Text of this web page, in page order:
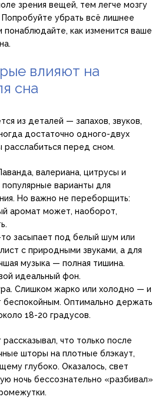
зрения вещей, тем легче мозгу
Попробуйте убрать всё лишнее
как изменится ваше
влияют на
сна
из деталей — запахов, звуков,
достаточно одного-двух
расслабиться перед сном.
валериана, цитрусы и
варианты для
Но важно не переборщить:
аромат может, наоборот,
то засыпает под белый шум или
с природными звуками, а для
музыка — полная тишина.
идеальный фон.
Слишком жарко или холодно — и
беспокойным. Оптимально держать
18-20 градусов.
что только после
шторы на плотные блэкаут,
глубоко. Оказалось, свет
ночь бессознательно «разбивал»